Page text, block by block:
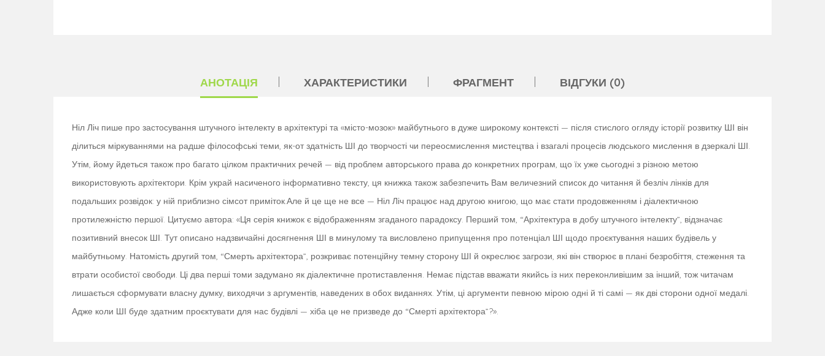
АНОТАЦІЯ ХАРАКТЕРИСТИКИ ФРАГМЕНТ ВІДГУКИ (0)
Ніл Ліч пише про застосування штучного інтелекту в архітектурі та «місто-мозок» майбутнього в дуже широкому контексті — після стислого огляду історії розвитку ШІ він
ділиться міркуваннями на радше філософські теми, як-от здатність ШІ до творчості чи переосмислення мистецтва і взагалі процесів людського мислення в дзеркалі ШІ.
Утім, йому йдеться також про багато цілком практичних речей — від проблем авторського права до конкретних програм, що їх уже сьогодні з різною метою
використовують архітектори. Крім украй насиченого інформативно тексту, ця книжка також забезпечить Вам величезний список до читання й безліч лінків для
подальших розвідок: у ній приблизно сімсот приміток.Але й це ще не все — Ніл Ліч працює над другою книгою, що має стати продовженням і діалектичною
протилежністю першої. Цитуємо автора: «Ця серія книжок є відображенням згаданого парадоксу. Перший том, “Архітектура в добу штучного інтелекту”, відзначає
позитивний внесок ШІ. Тут описано надзвичайні досягнення ШІ в минулому та висловлено припущення про потенціал ШІ щодо проєктування наших будівель у
майбутньому. Натомість другий том, “Смерть архітектора”, розкриває потенційну темну сторону ШІ й окреслює загрози, які він створює в плані безробіття, стеження та
втрати особистої свободи. Ці два перші томи задумано як діалектичне протиставлення. Немає підстав вважати якийсь із них переконливішим за інший, тож читачам
лишається сформувати власну думку, виходячи з аргументів, наведених в обох виданнях. Утім, ці аргументи певною мірою одні й ті самі — як дві сторони одної медалі.
Адже коли ШІ буде здатним проєктувати для нас будівлі — хіба це не призведе до “Смерті архітектора”?».